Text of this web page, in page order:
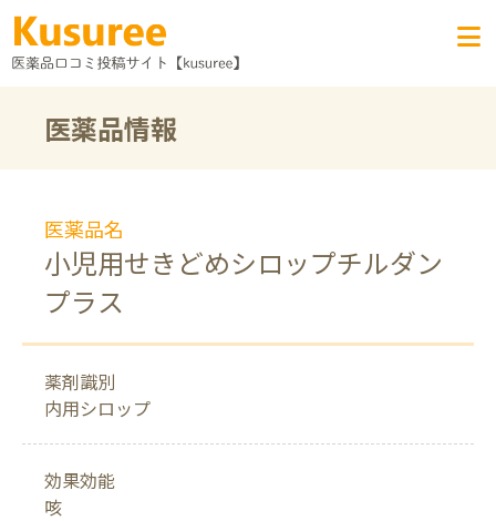
医薬品情報
医薬品名
小児用せきどめシロップチルダン
プラス
薬剤識別
内用シロップ
効果効能
咳